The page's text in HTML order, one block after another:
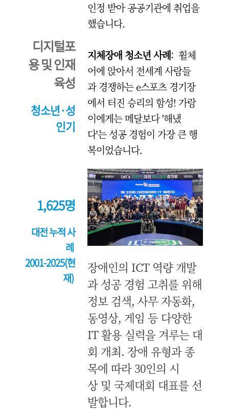
디지털포
용 및 인재
육성
청소년·성
인기
1,625명
대전 누적 사
례
2001-2025(현
재)
인정 받아 공공기관에 취업을
했습니다.
지체장애 청소년 사례: 휠체
어에 앉아서 전세계 사람들
과 경쟁하는 e스포츠 경기장
에서 터진 승리의 함성! 가람
이에게는 메달보다 '해냈
다'는 성공 경험이 가장 큰 행
복이었습니다.
장애인의 ICT 역량 개발
과 성공 경험 고취를 위해
정보 검색, 사무 자동화,
동영상, 게임 등 다양한
IT 활용 실력을 겨루는 대
회 개최. 장애 유형과 종
목에 따라 30인의 시
상 및 국제대회 대표를 선
발합니다.